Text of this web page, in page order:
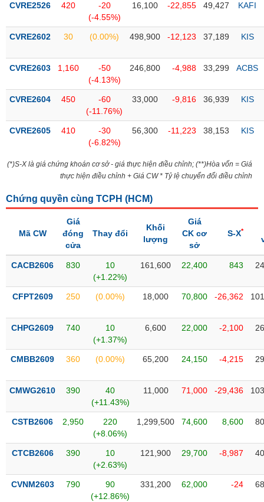
thái
phiếu
mô
thị
Niêm
Niêm
Niêm
bổ
Hủy
yết
dõi
biệt
được
ký
Danh
phiếu
CVRE2526 420
-20
(-4.55%)
16,100 -22,855 49,427 KAFI
CVRE2602 30 (0.00%) 498,900 -12,123 37,189 KIS
CVRE2603 1,160
-50
(-4.13%)
246,800 -4,988 33,299 ACBS
CVRE2604 450
-60
(-11.76%)
33,000 -9,816 36,939 KIS
CVRE2605 410
-30
(-6.82%)
56,300 -11,223 38,153 KIS
(*)S-X là giá chứng khoán cơ sở - giá thực hiện điều chỉnh; (**)Hòa vốn = Giá
thực hiện điều chỉnh + Giá CW * Tỷ lệ chuyển đổi điều chỉnh
Chứng quyền cùng TCPH (HCM)
Mã CW
Giá
đóng
cửa
Thay đổi
Khối
lượng
Giá
CK cơ
sở
S-X*
CACB2606 830
10
(+1.22%)
161,600 22,400 843
CFPT2609 250 (0.00%) 18,000 70,800 -26,362
CHPG2609 740
10
(+1.37%)
6,600 22,000 -2,100
CMBB2609 360 (0.00%) 65,200 24,150 -4,215
CMWG2610 390
40
(+11.43%)
11,000 71,000 -29,436
CSTB2606 2,950
220
(+8.06%)
1,299,500 74,600 8,600
CTCB2606 390
10
(+2.63%)
121,900 29,700 -8,987
CVNM2603 790
90
(+12.86%)
331,200 62,000 -24
NGÀNH
DOANH
NGHIỆP
PHÁI
SINH
TRÁI
PHIẾU
CÔNG
CỤ
TƯ
XUẤT
LIỆU
MỚI